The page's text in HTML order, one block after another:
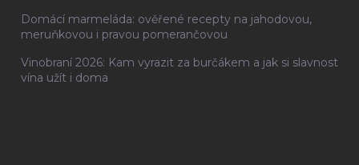
Domácí marmeláda: ověřené recepty na jahodovou,
meruňkovou i pravou pomerančovou
Vinobraní 2026: Kam vyrazit za burčákem a jak si slavnost
vína užít i doma